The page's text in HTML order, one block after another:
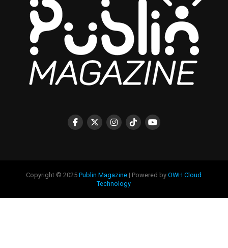
Copyright © 2025Publin Magazine | Powered byOWH Cloud
Technology